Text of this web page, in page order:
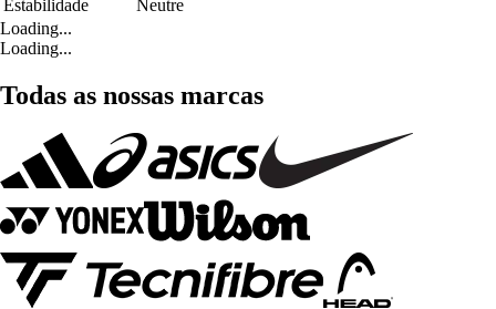
Estabilidade
Neutre
Loading...
Loading...
Todas as nossas marcas